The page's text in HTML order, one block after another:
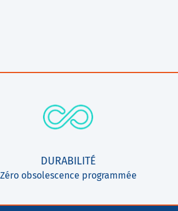
DURABILITÉ
Zéro obsolescence programmée